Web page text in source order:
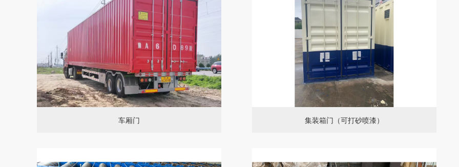
车厢门 集装箱门（可打砂喷漆）